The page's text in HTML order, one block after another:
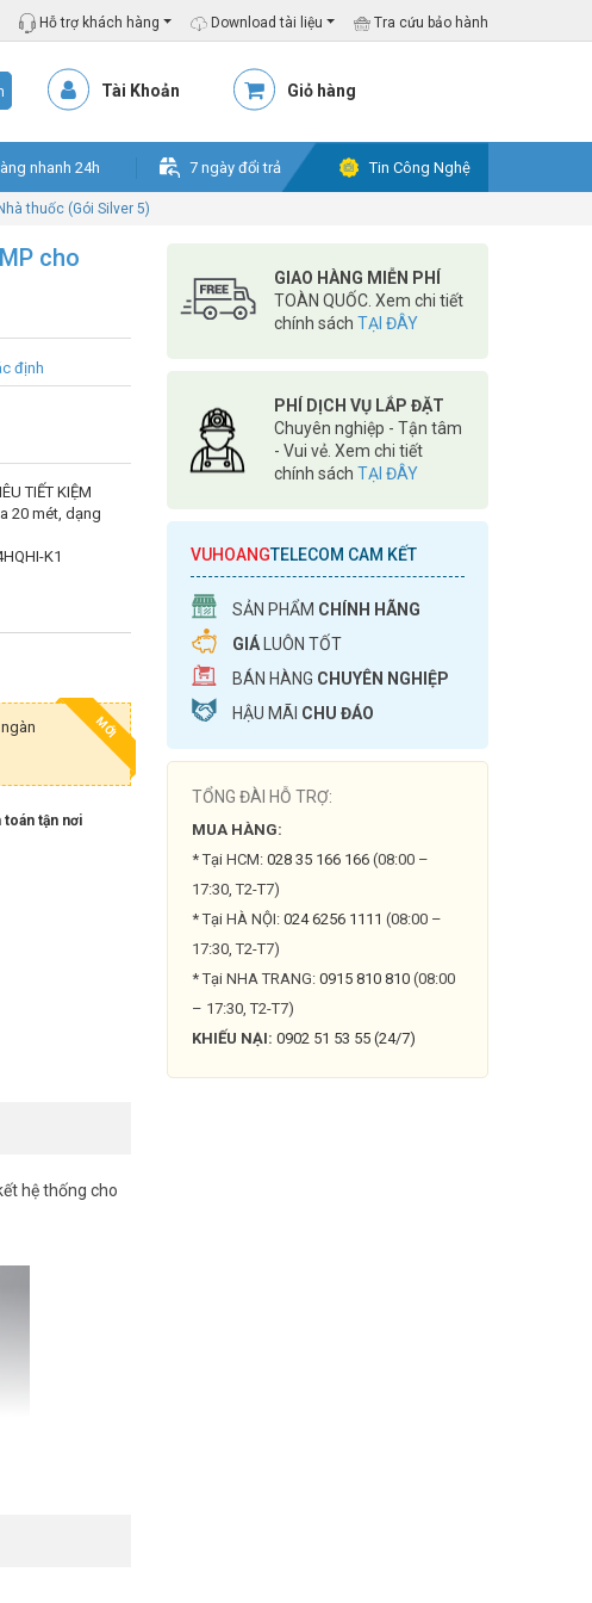
Hỗ trợ khách hàng Download tài liệu Tra cứu bảo hành
Tài Khoản Giỏ hàng
nhanh 24h 7 ngày đổi trả Tin Công Nghệ
thuốc (Gói Silver 5)
cho
định
TIẾT KIỆM
20 mét, dạng
K1
MỚI
toán tận nơi
hệ thống cho
GIAO HÀNG MIỄN PHÍ
TOÀN QUỐC. Xem chi tiết
chính sách TẠI ĐÂY
PHÍ DỊCH VỤ LẮP ĐẶT
Chuyên nghiệp - Tận tâm
- Vui vẻ. Xem chi tiết
chính sách TẠI ĐÂY
VUHOANGTELECOM CAM KẾT
SẢN PHẨM CHÍNH HÃNG
GIÁ LUÔN TỐT
BÁN HÀNG CHUYÊN NGHIỆP
HẬU MÃI CHU ĐÁO
TỔNG ĐÀI HỖ TRỢ:
MUA HÀNG:
* Tại HCM: 028 35 166 166 (08:00 –
17:30, T2-T7)
* Tại HÀ NỘI: 024 6256 1111 (08:00 –
17:30, T2-T7)
* Tại NHA TRANG: 0915 810 810 (08:00
– 17:30, T2-T7)
KHIẾU NẠI: 0902 51 53 55 (24/7)